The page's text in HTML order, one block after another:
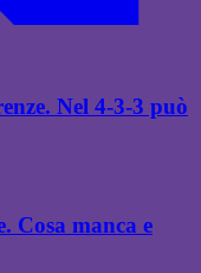
Nel 4-3-3 può
Cosa manca e